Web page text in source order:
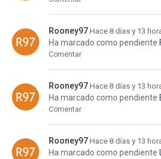
Rooney97 Hace 8 días y 13
Ha marcado como pendiente
Comentar
Rooney97 Hace 8 días y 13
Ha marcado como pendiente
Comentar
Rooney97 Hace 8 días y 13
Ha marcado como pendiente